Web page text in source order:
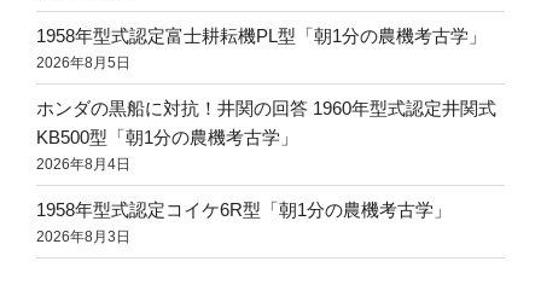
1958年型式認定富士耕耘機PL型「朝1分の農機考古学」
2026年8月5日
ホンダの黒船に対抗！井関の回答 1960年型式認定井関式
KB500型「朝1分の農機考古学」
2026年8月4日
1958年型式認定コイケ6R型「朝1分の農機考古学」
2026年8月3日